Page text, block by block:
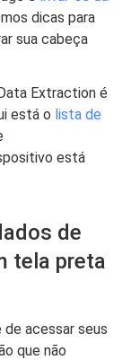
dicas para
sua cabeça
Extraction é
está o lista de
está
de
tela preta
acessar seus
que não